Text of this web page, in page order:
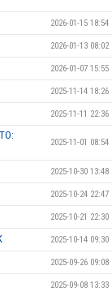
2026-01-15 18:54
2026-01-13 08:02
2026-01-07 15:55
2025-11-14 18:26
2025-11-11 22:36
2025-11-01 08:54
2025-10-30 13:48
2025-10-24 22:47
2025-10-21 22:30
2025-10-14 09:30
2025-09-26 09:08
2025-09-08 13:33